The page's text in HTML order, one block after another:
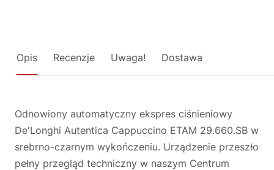
Opis Recenzje Uwaga! Dostawa
Odnowiony automatyczny ekspres ciśnieniowy
De'Longhi Autentica Cappuccino ETAM 29.660.SB w
srebrno-czarnym wykończeniu. Urządzenie przeszło
pełny przegląd techniczny w naszym Centrum